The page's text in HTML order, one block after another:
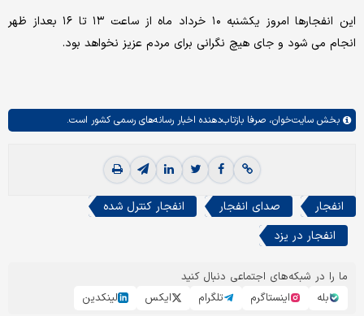
این انفجارها امروز یکشنبه ۱۰ خرداد ماه از ساعت ۱۳ تا ۱۶ بعداز ظهر
انجام می شود و جای هیچ نگرانی برای مردم عزیز نخواهد بود.
بخش سایت‌خوان، صرفا بازتاب‌دهنده اخبار رسانه‌های رسمی کشور است.
انفجار صدای انفجار
انفجار کنترل شده
انفجار در یزد
ما را در شبکه‌های اجتماعی دنبال کنید
بله
اینستاگرم تلگرام ایکس لینکدین